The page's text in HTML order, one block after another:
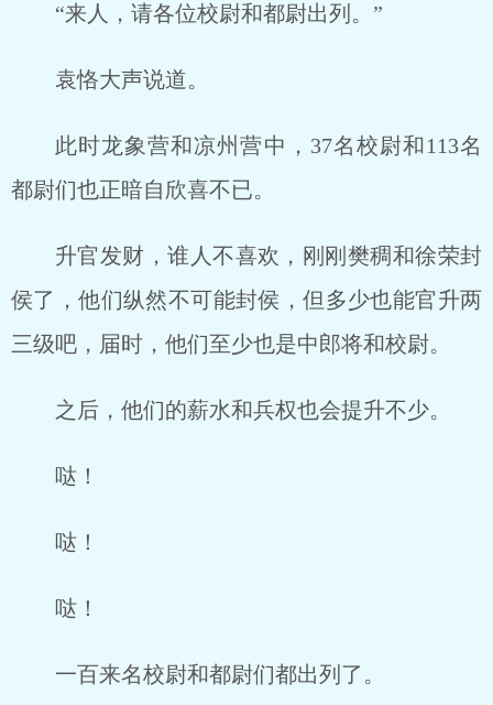
“来人，请各位校尉和都尉出列。”
袁恪大声说道。
此时龙象营和凉州营中，37名校尉和113名
都尉们也正暗自欣喜不已。
升官发财，谁人不喜欢，刚刚樊稠和徐荣封
侯了，他们纵然不可能封侯，但多少也能官升两
三级吧，届时，他们至少也是中郎将和校尉。
之后，他们的薪水和兵权也会提升不少。
哒！
哒！
哒！
一百来名校尉和都尉们都出列了。